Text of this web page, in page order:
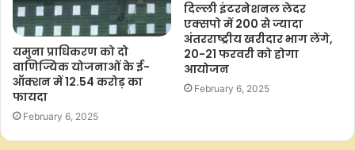
यमुना प्राधिकरण को दो
वाणिज्यिक योजनाओं के ई-
ऑक्शन में 12.54 करोड़ का
फायदा
February 6, 2025
दिल्ली इंटरनेशनल लेदर
एक्सपो में 200 से ज्यादा
अंतरराष्ट्रीय खरीदार भाग लेंगे,
20-21 फरवरी को होगा
आयोजन
February 6, 2025